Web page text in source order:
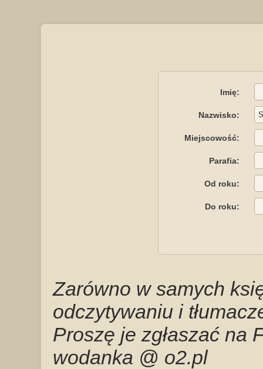
Imię:
Nazwisko:
Miejscowość:
Parafia:
Od roku:
Do roku:
Zarówno w samych
odczytywaniu i
Proszę je zgłaszać na
wodanka @ o2.pl